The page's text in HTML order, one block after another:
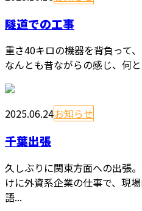
隧道での工事
重さ40キロの機器を背負って
なんとも昔ながらの感じ、何
2025.06.24お知らせ
千葉出張
久しぶりに関東方面への出張
けに外資系企業の仕事で、現
語...